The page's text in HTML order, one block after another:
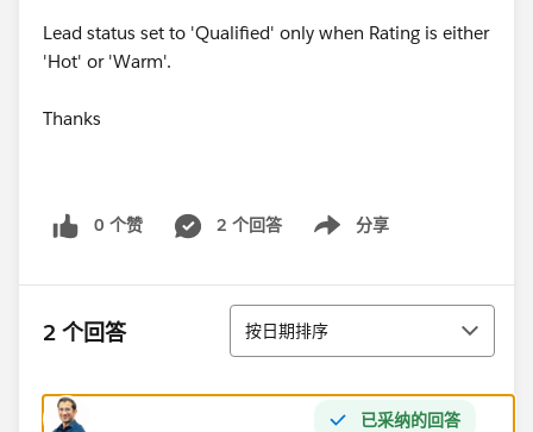
Lead status set to 'Qualified' only when Rating is either
'Hot' or 'Warm'.
Thanks
0 个赞 2 个回答 分享
Show menu
2 个回答 排序
按日期排序
已采纳的回答